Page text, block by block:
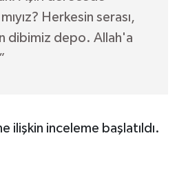
Herkesin serası,
dibimiz depo. Allah'a
ilişkin inceleme başlatıldı.